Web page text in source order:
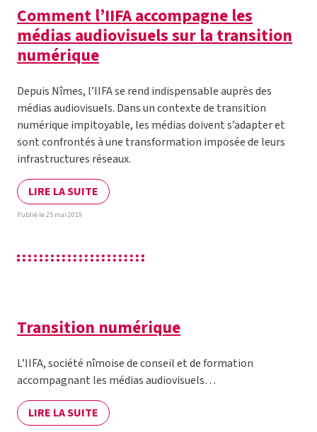
Comment l’IIFA accompagne les
médias audiovisuels sur la transition
numérique
Depuis Nîmes, l’IIFA se rend indispensable auprès des
médias audiovisuels. Dans un contexte de transition
numérique impitoyable, les médias doivent s’adapter et
sont confrontés à une transformation imposée de leurs
infrastructures réseaux.
LIRE LA SUITE
Publié le 25 mai 2019
Transition numérique
L’IIFA, société nîmoise de conseil et de formation
accompagnant les médias audiovisuels…
LIRE LA SUITE